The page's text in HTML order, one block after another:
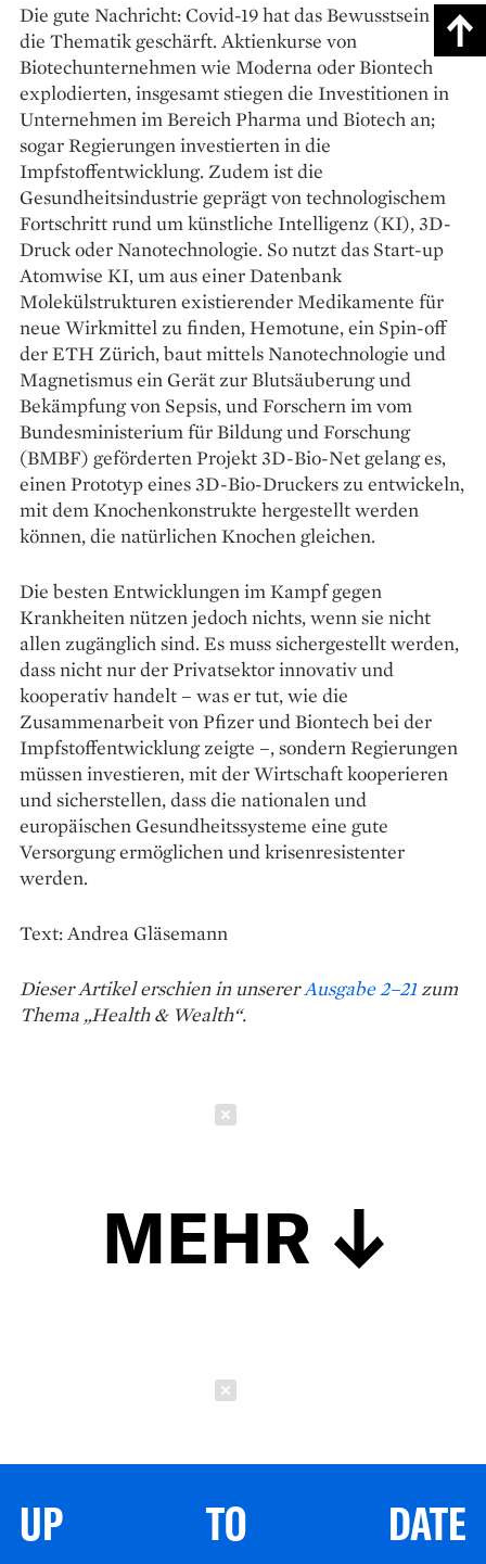
Die gute Nachricht: Covid-19 hat das Bewusstsein für
die Thematik geschärft. Aktienkurse von
Biotechunternehmen wie Moderna oder Biontech
explodierten, insgesamt stiegen die Investitionen in
Unternehmen im Bereich Pharma und Biotech an;
sogar Regierungen investierten in die
Impfstoffentwicklung. Zudem ist die
Gesundheitsindustrie geprägt von technologischem
Fortschritt rund um künstliche Intelligenz (KI), 3D-
Druck oder Nanotechnologie. So nutzt das Start-up
Atomwise KI, um aus einer Datenbank
Molekülstrukturen existierender Medikamente für
neue Wirkmittel zu finden, Hemotune, ein Spin-off
der ETH Zürich, baut mittels Nanotechnologie und
Magnetismus ein Gerät zur Blutsäuberung und
Bekämpfung von Sepsis, und Forschern im vom
Bundesministerium für Bildung und Forschung
(BMBF) geförderten Projekt 3D-Bio-Net gelang es,
einen Prototyp eines 3D-Bio-Druckers zu entwickeln,
mit dem Knochenkonstrukte hergestellt werden
können, die natürlichen Knochen gleichen.
Die besten Entwicklungen im Kampf gegen
Krankheiten nützen jedoch nichts, wenn sie nicht
allen zugänglich sind. Es muss sichergestellt werden,
dass nicht nur der Privatsektor innovativ und
kooperativ handelt – was er tut, wie die
Zusammenarbeit von Pfizer und Biontech bei der
Impfstoffentwicklung zeigte –, sondern Regierungen
müssen investieren, mit der Wirtschaft kooperieren
und sicherstellen, dass die nationalen und
europäischen Gesundheitssysteme eine gute
Versorgung ermöglichen und krisenresistenter
werden.
Text: Andrea Gläsemann
Dieser Artikel erschien in unsererAusgabe 2–21zum
Thema „Health & Wealth“.
MEHR
UP TO DATE